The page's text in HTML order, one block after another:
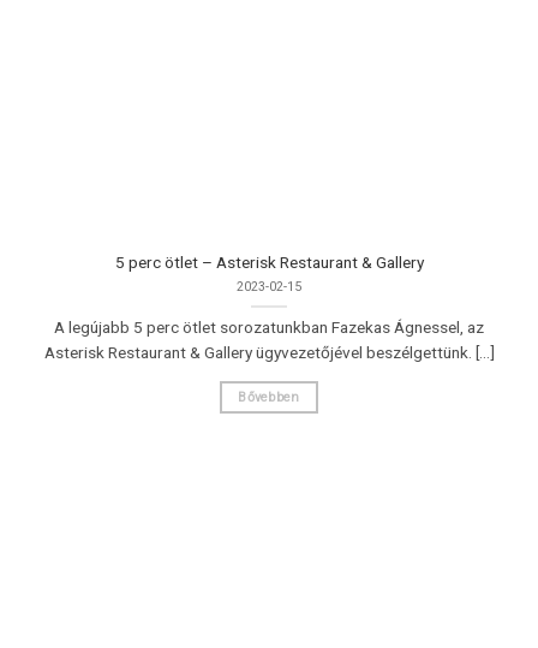
5 perc ötlet – Asterisk Restaurant & Gallery
2023-02-15
A legújabb 5 perc ötlet sorozatunkban Fazekas Ágnessel, az
Asterisk Restaurant & Gallery ügyvezetőjével beszélgettünk. [...]
Bővebben